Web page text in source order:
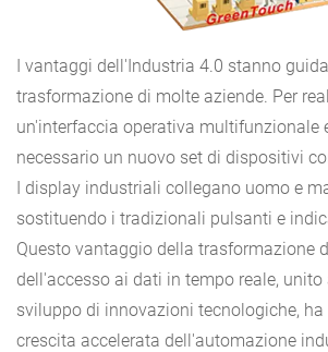
I vantaggi dell'Industria 4.0 stanno
trasformazione di molte aziende. Per
un'interfaccia operativa multifunzionale
necessario un nuovo set di dispositivi
I display industriali collegano uomo e
sostituendo i tradizionali pulsanti e
Questo vantaggio della trasformazione
dell'accesso ai dati in tempo reale,
sviluppo di innovazioni tecnologiche,
crescita accelerata dell'automazione